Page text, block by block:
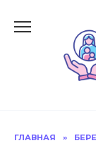
содержанию
ГЛАВНАЯ »